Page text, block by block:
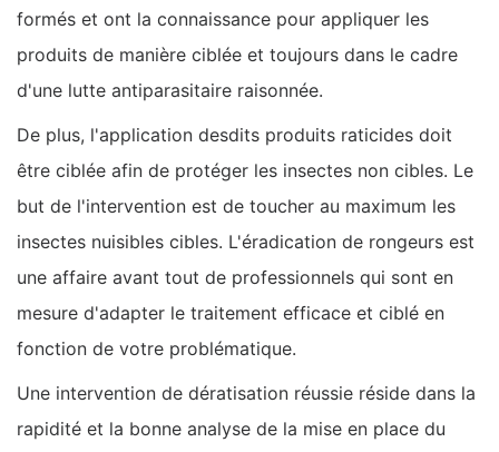
formés et ont la connaissance pour appliquer les
produits de manière ciblée et toujours dans le cadre
d'une lutte antiparasitaire raisonnée.
De plus, l'application desdits produits raticides doit
être ciblée afin de protéger les insectes non cibles. Le
but de l'intervention est de toucher au maximum les
insectes nuisibles cibles. L'éradication de rongeurs est
une affaire avant tout de professionnels qui sont en
mesure d'adapter le traitement efficace et ciblé en
fonction de votre problématique.
Une intervention de dératisation réussie réside dans la
rapidité et la bonne analyse de la mise en place du